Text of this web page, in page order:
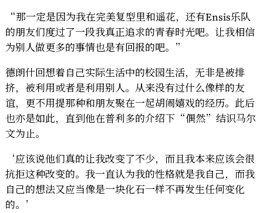
“那一定是因为我在完美复型里和遥花，还有Ensis乐队
的朋友们度过了一段我真正追求的青春时光吧。让我相信
为别人做更多的事情也是有回报的吧。”
德朗什回想着自己实际生活中的校园生活，无非是被排
挤，被利用或者是利用别人。从来没有过什么像样的友
谊，更不用提那种和朋友聚在一起胡闹嬉戏的经历。此后
也亦是如此，直到他在普利多的介绍下“偶然”结识马尔
文为止。
‘应该说他们真的让我改变了不少，而且我本来应该会很
抗拒这种改变的。我一直认为我的性格就是我自己，而我
自己的想法又应当像是一块化石一样不再发生任何变化
的。’